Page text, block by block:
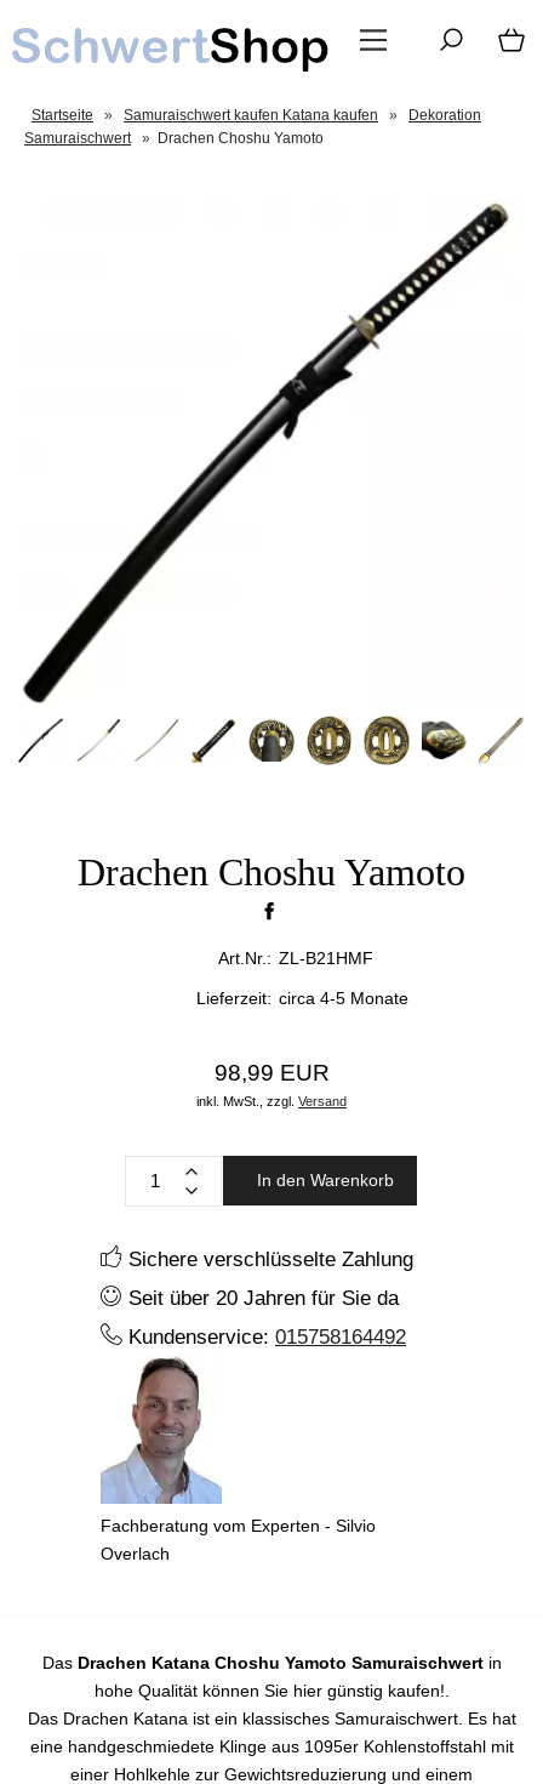
Startseite » Samuraischwert kaufen Katana kaufen »
Dekoration
Samuraischwert
» Drachen Choshu Yamoto
Drachen Choshu Yamoto
Art.Nr.: ZL-B21HMF
Lieferzeit: circa 4-5 Monate
98,99 EUR
inkl. MwSt., zzgl. Versand
In den Warenkorb
Sichere verschlüsselte Zahlung
Seit über 20 Jahren für Sie da
Kundenservice: 015758164492
Fachberatung vom Experten - Silvio
Overlach
Das Drachen Katana Choshu Yamoto Samuraischwertin
hohe Qualität können Sie hier günstig kaufen!.
Das Drachen Katana ist ein klassisches Samuraischwert. Es hat
eine handgeschmiedete Klinge aus 1095er Kohlenstoffstahl mit
einer Hohlkehle zur Gewichtsreduzierung und einem